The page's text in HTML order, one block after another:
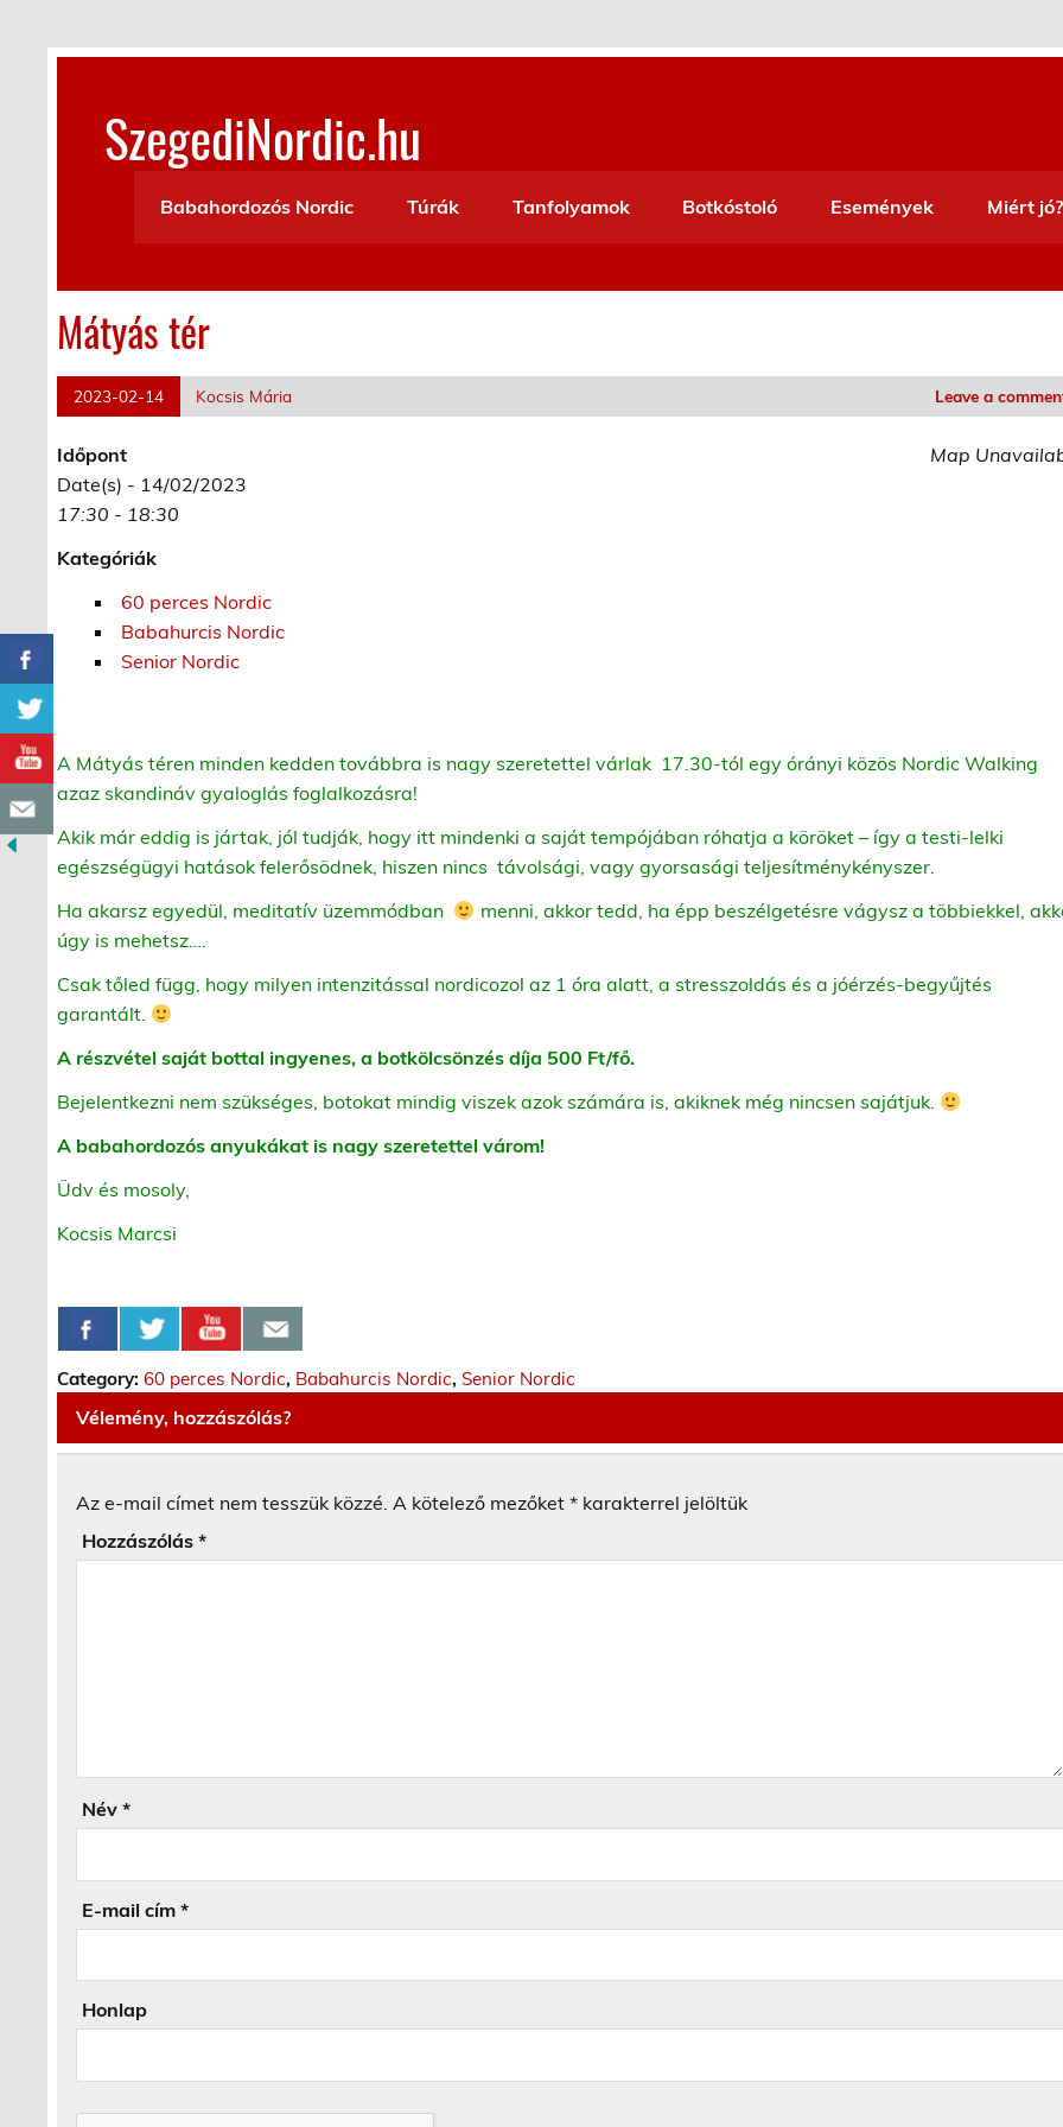
content
SzegediNordic.hu
Babahordozós Nordic
Túrák Tanfolyamok Botkóstoló Események Miért jó?
Mátyás tér
2023-02-14 Kocsis Mária Leave a
Map
Időpont
Date(s) - 14/02/2023
17:30 - 18:30
Kategóriák
60 perces Nordic
Babahurcis Nordic
Senior Nordic
A Mátyás téren minden kedden továbbra is nagy szeretettel várlak 17.30-tól egy órányi közös Nordic Walking
azaz skandináv gyaloglás foglalkozásra!
Akik már eddig is jártak, jól tudják, hogy itt mindenki a saját tempójában róhatja a köröket – így a testi-lelki
egészségügyi hatások felerősödnek, hiszen nincs távolsági, vagy gyorsasági teljesítménykényszer.
Ha akarsz egyedül, meditatív üzemmódban
menni, akkor tedd, ha épp beszélgetésre vágysz a többiekkel,
úgy is mehetsz….
Csak tőled függ, hogy milyen intenzitással nordicozol az 1 óra alatt, a stresszoldás és a jóérzés-begyűjtés
garantált.
A részvétel saját bottal ingyenes, a botkölcsönzés díja 500 Ft/fő.
Bejelentkezni nem szükséges, botokat mindig viszek azok számára is, akiknek még nincsen sajátjuk.
A babahordozós anyukákat is nagy szeretettel várom!
Üdv és mosoly,
Kocsis Marcsi
Category:60 perces Nordic, Babahurcis Nordic,Senior Nordic
Vélemény, hozzászólás?
Az e-mail címet nem tesszük közzé. A kötelező mezőket* karakterrel jelöltük
Hozzászólás*
Név*
E-mail cím*
Honlap